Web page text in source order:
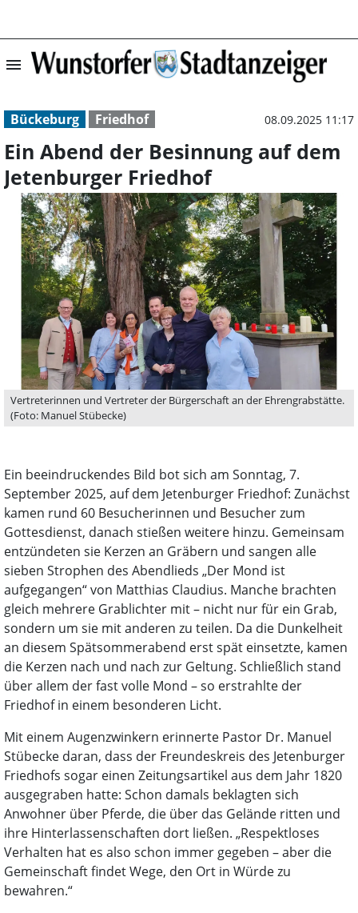
menu Ein Abend der
Bückeburg Friedhof 08.09.2025 11:17
Ein Abend der Besinnung auf dem
Jetenburger Friedhof
Vertreterinnen und Vertreter der Bürgerschaft an der Ehrengrabstätte.
(Foto: Manuel Stübecke)
Ein beeindruckendes Bild bot sich am Sonntag, 7.
September 2025, auf dem Jetenburger Friedhof: Zunächst
kamen rund 60 Besucherinnen und Besucher zum
Gottesdienst, danach stießen weitere hinzu. Gemeinsam
entzündeten sie Kerzen an Gräbern und sangen alle
sieben Strophen des Abendlieds „Der Mond ist
aufgegangen“ von Matthias Claudius. Manche brachten
gleich mehrere Grablichter mit – nicht nur für ein Grab,
sondern um sie mit anderen zu teilen. Da die Dunkelheit
an diesem Spätsommerabend erst spät einsetzte, kamen
die Kerzen nach und nach zur Geltung. Schließlich stand
über allem der fast volle Mond – so erstrahlte der
Friedhof in einem besonderen Licht.
Mit einem Augenzwinkern erinnerte Pastor Dr. Manuel
Stübecke daran, dass der Freundeskreis des Jetenburger
Friedhofs sogar einen Zeitungsartikel aus dem Jahr 1820
ausgegraben hatte: Schon damals beklagten sich
Anwohner über Pferde, die über das Gelände ritten und
ihre Hinterlassenschaften dort ließen. „Respektloses
Verhalten hat es also schon immer gegeben – aber die
Gemeinschaft findet Wege, den Ort in Würde zu
bewahren.“